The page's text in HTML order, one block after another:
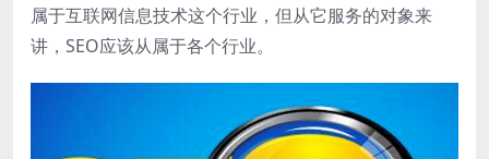
属于互联网信息技术这个行业，但从它服务的对象来
讲，SEO应该从属于各个行业。